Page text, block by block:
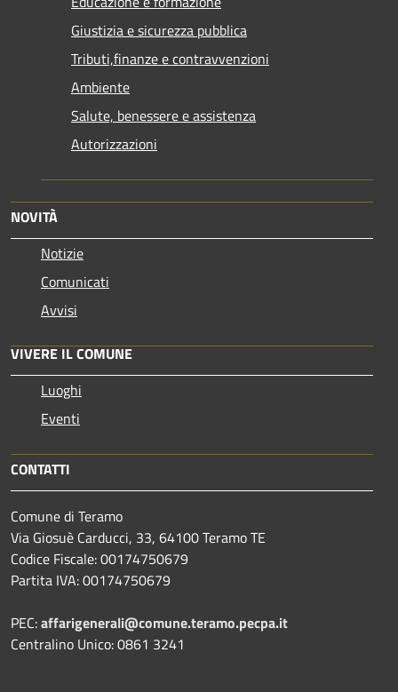
Giustizia e sicurezza pubblica
Tributi,finanze e contravvenzioni
Ambiente
Salute, benessere e assistenza
Autorizzazioni
NOVITÀ
Notizie
Comunicati
Avvisi
VIVERE IL COMUNE
Luoghi
Eventi
CONTATTI
Comune di Teramo
Via Giosuè Carducci, 33, 64100 Teramo TE
Codice Fiscale: 00174750679
Partita IVA: 00174750679
PEC:affarigenerali@comune.teramo.pecpa.it
Centralino Unico: 0861 3241